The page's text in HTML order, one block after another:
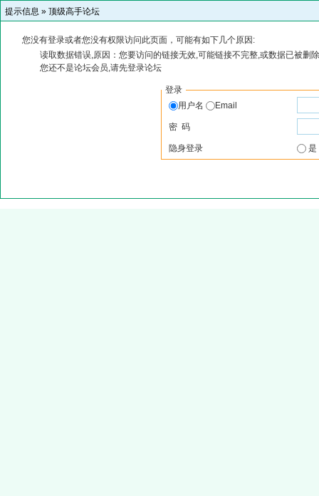
提示信息 » 顶级高手论坛
您没有登录或者您没有权限访问此页面，可能有如下几个原因:
读取数据错误,原因：您要访问的链接无效,可能链接不完整,或数据已被删
您还不是论坛会员,请先登录论坛
登录
用户名
Email
密 码
隐身登录